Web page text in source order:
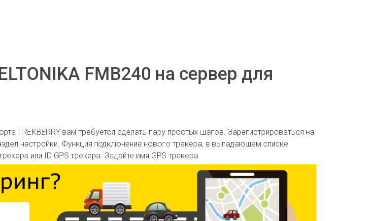
FMB240 на сервер для
TREKBERRY вам требуется сделать пару простых шагов. Зарегистрироваться на
настройки. Функция подключение нового трекера, в выпадающем списке
или ID GPS трекера. Задайте имя GPS трекера.